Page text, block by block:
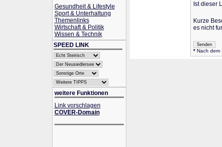
Gesundheit & Lifestyle
Sport & Unterhaltung
Themenlinks
Wirtschaft & Politik
Wissen & Technik
SPEED LINK
weitere Funktionen
Link vorschlagen
COVER-Domain
Ist dieser
Kurze
es nicht
*Nach dem